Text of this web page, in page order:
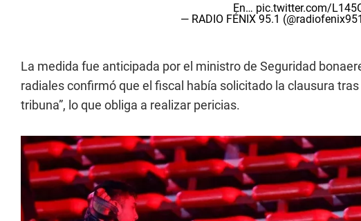
En… pic.twitter.com/
— RADIO FÉNIX 95.1
La medida fue anticipada por el ministro de Seguridad
radiales confirmó que el fiscal había solicitado la clausura
tribuna”, lo que obliga a realizar pericias.